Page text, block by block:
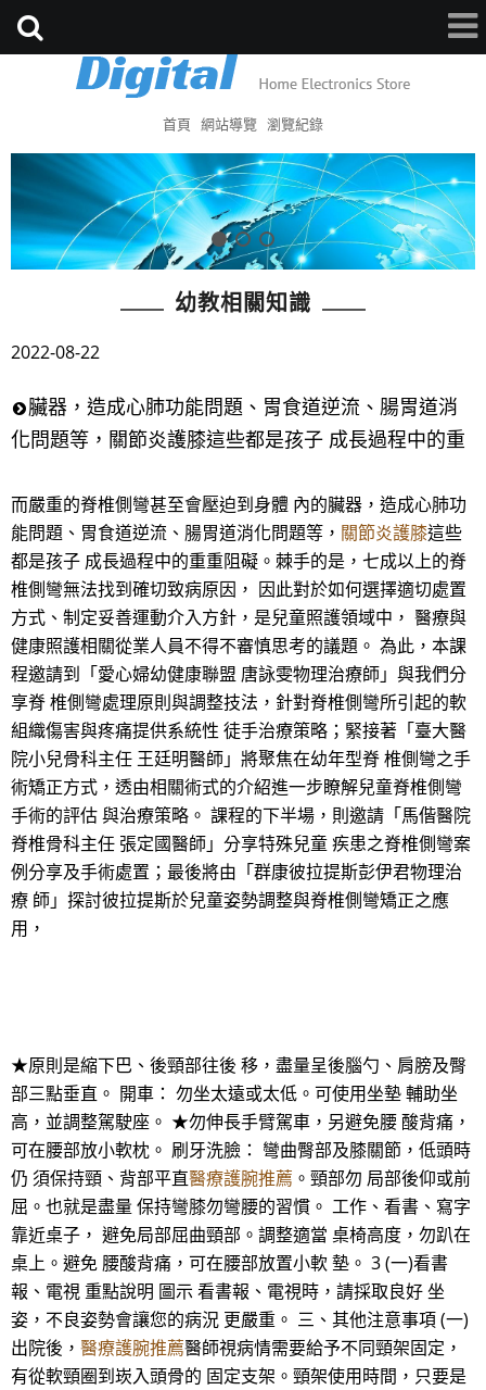
首頁 網站導覽 瀏覽紀錄
幼教相關知識
2022-08-22
臟器，造成心肺功能問題、胃食道逆流、腸胃道消
化問題等，關節炎護膝這些都是孩子 成長過程中的重
而嚴重的脊椎側彎甚至會壓迫到身體 內的臟器，造成心肺功
能問題、胃食道逆流、腸胃道消化問題等， 關節炎護膝這些
都是孩子 成長過程中的重重阻礙。棘手的是，七成以上的脊
椎側彎無法找到確切致病原因， 因此對於如何選擇適切處置
方式、制定妥善運動介入方針，是兒童照護領域中， 醫療與
健康照護相關從業人員不得不審慎思考的議題。 為此，本課
程邀請到「愛心婦幼健康聯盟 唐詠雯物理治療師」與我們分
享脊 椎側彎處理原則與調整技法，針對脊椎側彎所引起的軟
組織傷害與疼痛提供系統性 徒手治療策略；緊接著「臺大醫
院小兒骨科主任 王廷明醫師」將聚焦在幼年型脊 椎側彎之手
術矯正方式，透由相關術式的介紹進一步瞭解兒童脊椎側彎
手術的評估 與治療策略。 課程的下半場，則邀請「馬偕醫院
脊椎骨科主任 張定國醫師」分享特殊兒童 疾患之脊椎側彎案
例分享及手術處置；最後將由「群康彼拉提斯彭伊君物理治
療 師」探討彼拉提斯於兒童姿勢調整與脊椎側彎矯正之應
用，
★原則是縮下巴、後頸部往後 移，盡量呈後腦勺、肩膀及臀
部三點垂直。 開車： 勿坐太遠或太低。可使用坐墊 輔助坐
高，並調整駕駛座。 ★勿伸長手臂駕車，另避免腰 酸背痛，
可在腰部放小軟枕。 刷牙洗臉： 彎曲臀部及膝關節，低頭時
仍 須保持頸、背部平直醫療護腕推薦 。頸部勿 局部後仰或前
屈。也就是盡量 保持彎膝勿彎腰的習慣。 工作、看書、寫字
靠近桌子， 避免局部屈曲頸部。調整適當 桌椅高度，勿趴在
桌上。避免 腰酸背痛，可在腰部放置小軟 墊。 3 (一)看書
報、電視 重點說明 圖示 看書報、電視時，請採取良好 坐
姿，不良姿勢會讓您的病況 更嚴重。 三、其他注意事項 (一)
出院後， 醫療護腕推薦醫師視病情需要給予不同頸架固定，
有從軟頸圈到崁入頭骨的 固定支架。頸架使用時間，只要是